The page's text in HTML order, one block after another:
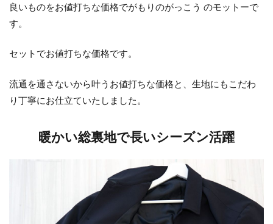
良いものをお値打ちな価格でがもりのがっこう のモットーで
す。
セットでお値打ちな価格です。
流通を通さないから叶うお値打ちな価格と、生地にもこだわ
り丁寧にお仕立ていたしました。
暖かい総裏地で長いシーズン活躍